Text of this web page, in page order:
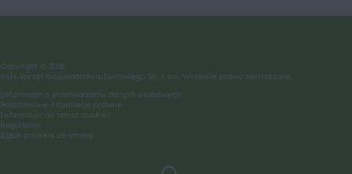
Copyright © 2026
BSH Sprzęt Gospodarstwa Domowego Sp. z o.o. Wszelkie prawa zastrzeżone.
Informacje o przetwarzaniu danych osobowych
Podstawowe informacje prawne
Informacje na temat cookies
Regulamin
Zgłoś problem ze stroną